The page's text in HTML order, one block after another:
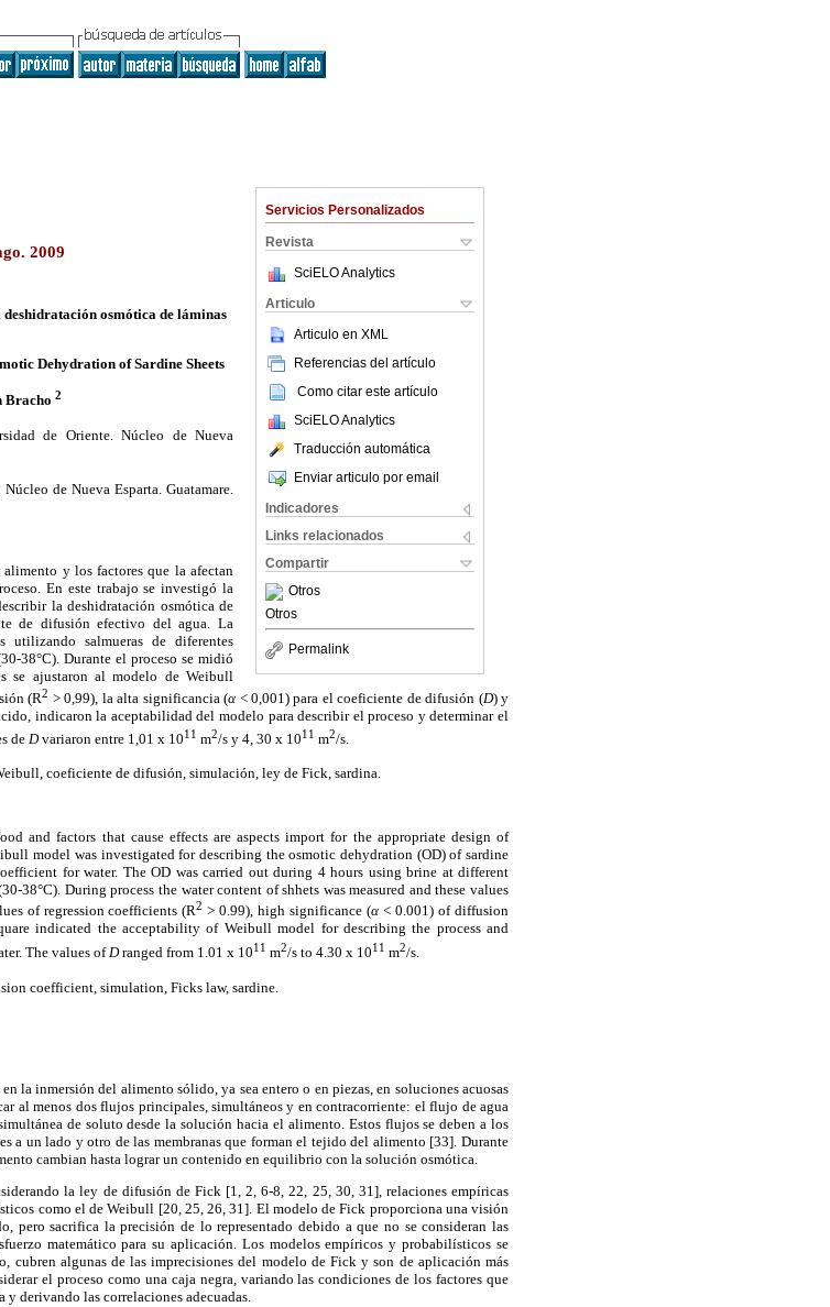
Servicios Personalizados
Revista
SciELO Analytics
Articulo
Articulo en XML
Referencias del artículo
Como citar este artículo
SciELO Analytics
Traducción automática
Enviar articulo por email
Indicadores
Links relacionados
Compartir
Otros
Otros
Permalink
2009
osmótica de láminas
Dehydration of Sardine Sheets
Bracho 2
de Oriente. Núcleo de Nueva
de Nueva Esparta. Guatamare.
y los factores que la afectan
En este trabajo se investigó la
la deshidratación osmótica de
de difusión efectivo del agua. La
utilizando salmueras de diferentes
38°C). Durante el proceso se midió
se ajustaron al modelo de Weibull
(R2 > 0,99), la alta significancia (α < 0,001) para el coeficiente de difusión (D) y
indicaron la aceptabilidad del modelo para describir el proceso y determinar el
de Dvariaron entre 1,01 x 1011 m2/s y 4, 30 x 1011 m2/s.
coeficiente de difusión, simulación, ley de Fick, sardina.
and factors that cause effects are aspects import for the appropriate design of
model was investigated for describing the osmotic dehydration (OD) of sardine
for water. The OD was carried out during 4 hours using brine at different
38°C). During process the water content of shhets was measured and these values
of regression coefficients (R2 > 0.99), high significance (α < 0.001) of diffusion
indicated the acceptability of Weibull model for describing the process and
The values of Dranged from 1.01 x 1011 m2/s to 4.30 x 1011 m2/s.
coefficient, simulation, Ficks law, sardine.
la inmersión del alimento sólido, ya sea entero o en piezas, en soluciones acuosas
al menos dos flujos principales, simultáneos y en contracorriente: el flujo de agua
de soluto desde la solución hacia el alimento. Estos flujos se deben a los
a un lado y otro de las membranas que forman el tejido del alimento [33]. Durante
cambian hasta lograr un contenido en equilibrio con la solución osmótica.
la ley de difusión de Fick [1, 2, 6-8, 22, 25, 30, 31], relaciones empíricas
como el de Weibull [20, 25, 26, 31]. El modelo de Fick proporciona una visión
pero sacrifica la precisión de lo representado debido a que no se consideran las
matemático para su aplicación. Los modelos empíricos y probabilísticos se
cubren algunas de las imprecisiones del modelo de Fick y son de aplicación más
el proceso como una caja negra, variando las condiciones de los factores que
derivando las correlaciones adecuadas.